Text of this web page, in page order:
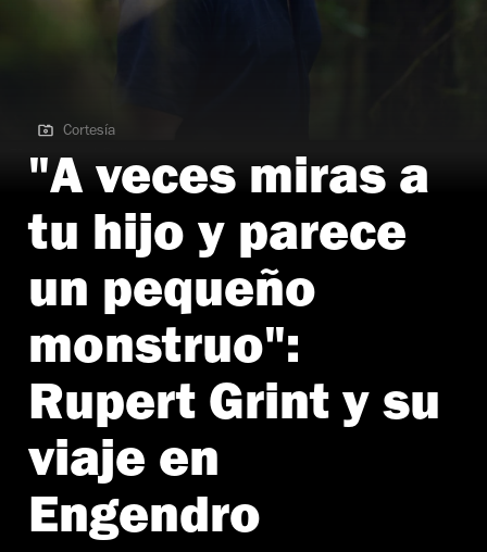
Cortesía | Película Engendro
Cortesía
"A veces miras a
tu hijo y parece
un pequeño
monstruo":
Rupert Grint y su
viaje en
Engendro